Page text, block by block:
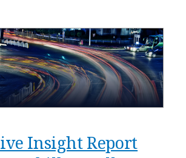
Insight Report